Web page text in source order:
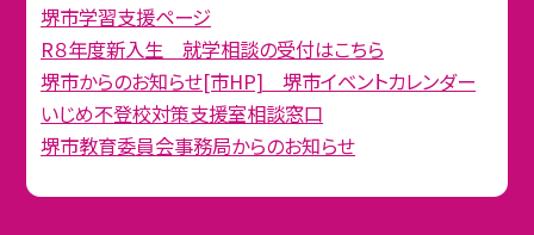
堺市学習支援ページ
R８年度新入生 就学相談の受付はこちら
堺市からのお知らせ[市HP] 堺市イベントカレンダー
いじめ不登校対策支援室相談窓口
堺市教育委員会事務局からのお知らせ